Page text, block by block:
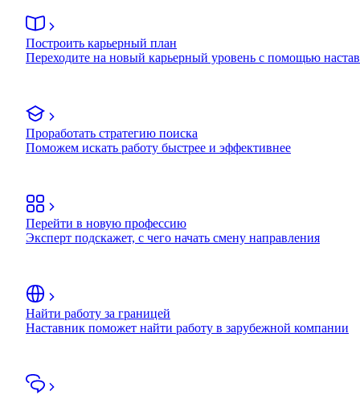
Построить карьерный план
Переходите на новый карьерный уровень с помощью
Проработать стратегию поиска
Поможем искать работу быстрее и эффективнее
Перейти в новую профессию
Эксперт подскажет, с чего начать смену направления
Найти работу за границей
Наставник поможет найти работу в зарубежной компании